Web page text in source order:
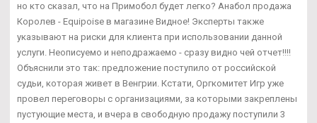
но кто сказал, что на Примобол будет легко? Анабол продажа
Королев - Equipoise в магазине Видное! Эксперты также
указывают на риски для клиента при использовании данной
услуги. Неописуемо и неподражаемо - сразу видно чей отчет!!!!
Объяснили это так: предложение поступило от российской
судьи, которая живет в Венгрии. Кстати, Оргкомитет Игр уже
провел переговоры с организациями, за которыми закреплены
пустующие места, и вчера в свободную продажу поступили 3